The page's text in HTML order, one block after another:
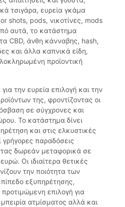
τσιγάρα, ευρεία γκάμα
shots, pods, νικοτίνες, mods
αυτά, το κατάστημα
CBD, άνθη κάνναβης, hash,
και άλλα καπνικά είδη,
προϊοντική
την ευρεία επιλογή και την
της, φροντίζοντας οι
σε σύγχρονες και
Το κατάστημα δίνει
και στις ελκυστικές
γρήγορες παραδόσεις
δωρεάν μεταφορικά σε
Οι ιδιαίτερα θετικές
την ποιότητα των
εξυπηρέτησης,
επιλογή για
ατμίσματος αλλά και